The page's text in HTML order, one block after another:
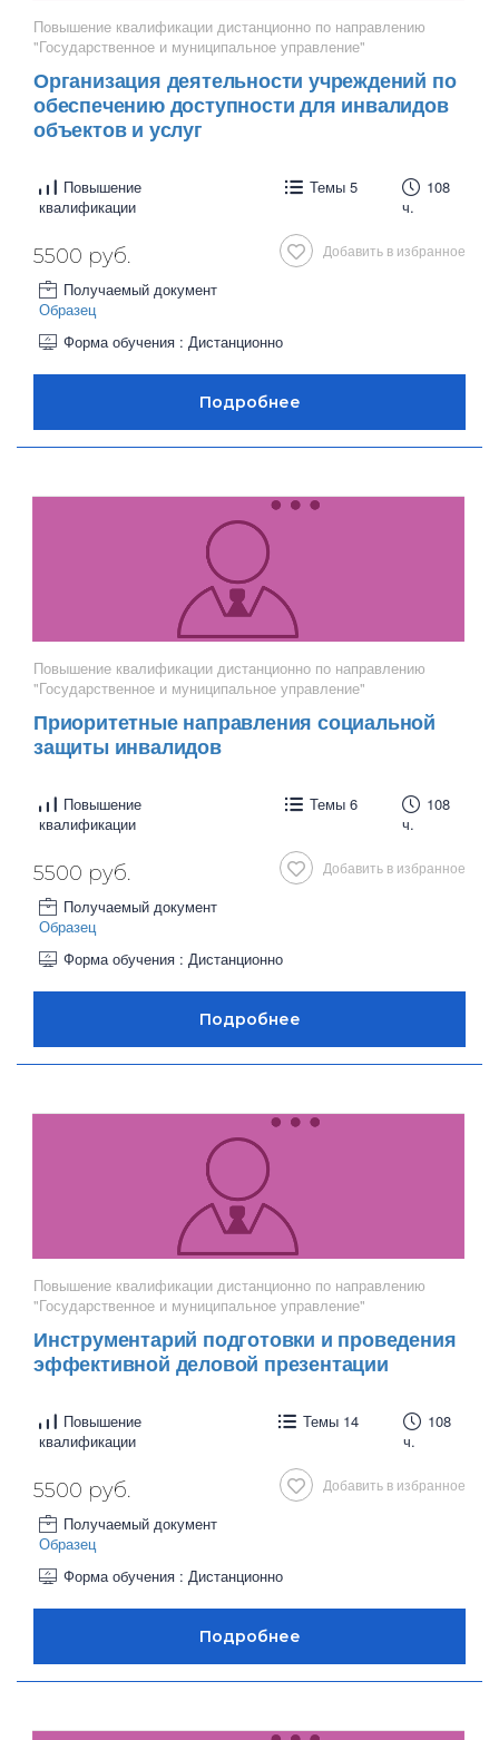
Повышение квалификации дистанционно по направлению
"Государственное и муниципальное управление"
Организация деятельности учреждений по
обеспечению доступности для инвалидов
объектов и услуг
Повышение
квалификации
Темы 5
108
ч.
Добавить в избранное
5500 руб.
Получаемый документ
Образец
Форма обучения : Дистанционно
Повышение квалификации дистанционно по направлению
"Государственное и муниципальное управление"
Приоритетные направления социальной
защиты инвалидов
Повышение
квалификации
Темы 6
108
ч.
Добавить в избранное
5500 руб.
Получаемый документ
Образец
Форма обучения : Дистанционно
Повышение квалификации дистанционно по направлению
"Государственное и муниципальное управление"
Инструментарий подготовки и проведения
эффективной деловой презентации
Повышение
квалификации
Темы 14
108
ч.
Добавить в избранное
5500 руб.
Получаемый документ
Образец
Форма обучения : Дистанционно